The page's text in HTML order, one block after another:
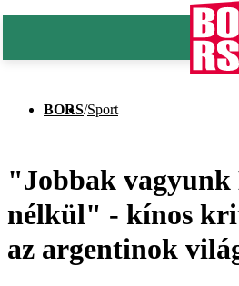
BORS/Sport
"Jobbak vagyunk
nélkül" - kínos
az argentinok